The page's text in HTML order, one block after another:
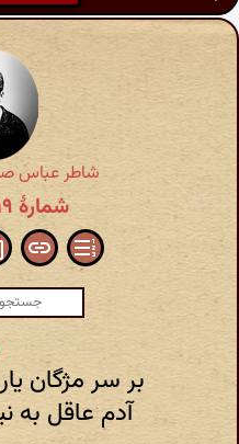
شاطر عباس
شمارهٔ ۱۹ - تشنگی
بر سر مژگان
آدم عاقل به